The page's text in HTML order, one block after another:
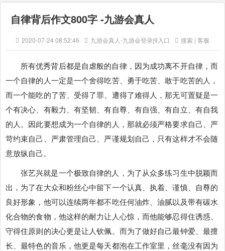
自律背后作文800字 -九游会真人
2020-07-24 08:52:46 九游会真人-九游会登录j9入口 搜索 | 客服
所有优秀背后都是自虐般的自律，因为成功离不开自律，而
一个自律的人一定是一个舍得吃苦、勇于吃苦、敢于吃苦的人，
而一个能吃的了苦、受得了罪、遭得了难得人，那无可置疑是一
个有决心、有毅力、有坚韧、有自尊、有自强、有自立、有自我
的人。因此要想成为一个自律的人，那就必须严格要求自己、严
苛约束自己、严肃管理自己、严谨规划自己，只有这样才不会随
意放纵自己。
张艺兴就是一个极致自律的人，为了从众多练习生中脱颖而
出，为了在大众和粉丝心中留下一个认真、执着、谨慎、自尊的
良好形象，他可以连续两年都不吃任何油炸、油腻以及带有碳水
化合物的食物，他这样的耐力让人心惊，而他能够忍得住诱惑、
守得住原则的决心更是让人钦佩。而为了做好自己最钟爱、最擅
长、最特色的音乐，他更是每天都泡在工作室里，丝毫没有因为